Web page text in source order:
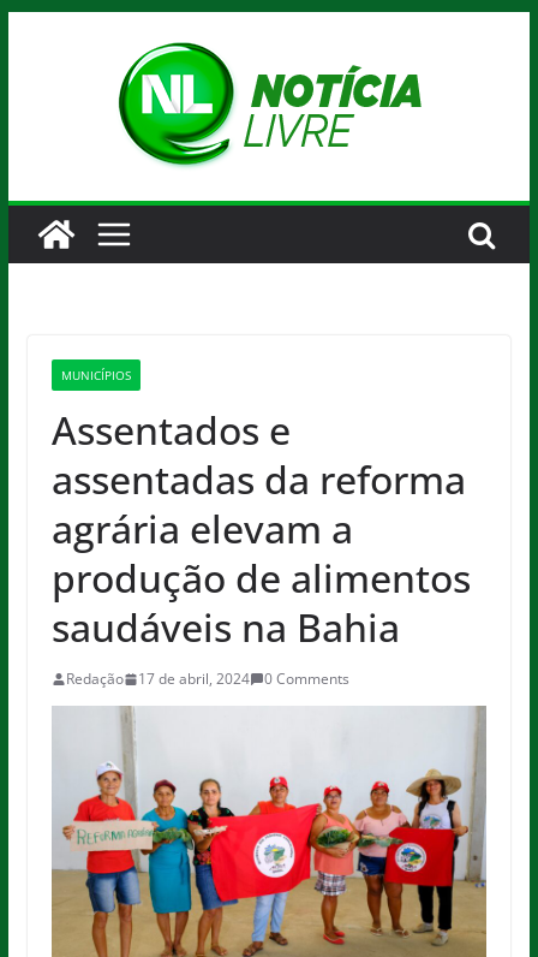
MUNICÍPIOS
Assentados e
assentadas da reforma
agrária elevam a
produção de alimentos
saudáveis na Bahia
Redação 17 de abril, 2024 0 Comments